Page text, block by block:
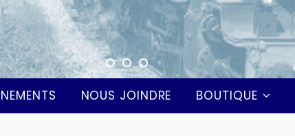
NOUS JOINDRE BOUTIQUE